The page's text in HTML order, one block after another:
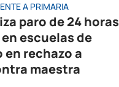
A PRIMARIA
paro de 24 horas
escuelas de
rechazo a
maestra